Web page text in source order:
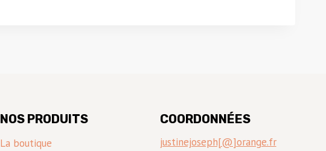
NOS PRODUITS
La boutique
COORDONNÉES
justinejoseph[@]orange.fr